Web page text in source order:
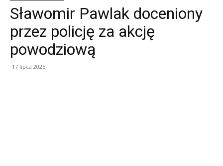
Sławomir Pawlak doceniony
przez policję za akcję
powodziową
17 lipca 2025